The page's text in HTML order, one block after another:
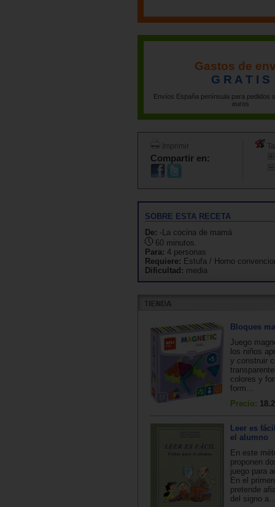
Gastos de
G R A T I S
Envíos España península para pedidos
euros
Imprimir
Compartir en:
SOBRE ESTA RECETA
De: -La cocina de mamá
60 minutos.
Para: 4 personas
Requiere: Estufa / Horno
Dificultad: media
Bloques
Juego
los niños
y construir
colores y
form...
Precio:
Leer es
el alumno
En este
proponen
juego para
En el
pretende
del signo